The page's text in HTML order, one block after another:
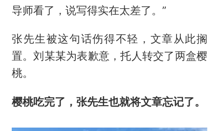
导师看了，说写得实在太差了。”
张先生被这句话伤得不轻，文章从此搁
置。刘某某为表歉意，托人转交了两盒樱
桃。
樱桃吃完了，张先生也就将文章忘记了。